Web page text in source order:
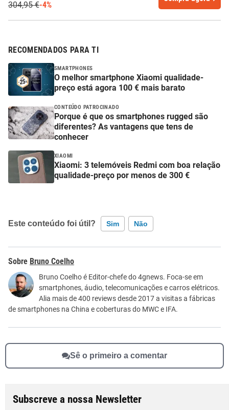
304,95 €-4%
RECOMENDADOS PARA TI
SMARTPHONES
O melhor smartphone Xiaomi qualidade-
preço está agora 100 € mais barato
CONTEÚDO PATROCINADO
Porque é que os smartphones rugged são
diferentes? As vantagens que tens de
conhecer
XIAOMI
Xiaomi: 3 telemóveis Redmi com boa relação
qualidade-preço por menos de 300 €
Este conteúdo foi útil? Sim Não
Este conteúdo não tem a informação que procuro
Outro
Bruno Coelho
Bruno Coelho é Editor-chefe do 4gnews. Foca-se em
smartphones, áudio, telecomunicações e carros elétricos.
Alia mais de 400 reviews desde 2017 a visitas a fábricas
de smartphones na China e coberturas do MWC e IFA.
Sê o primeiro a comentar
Subscreve a nossa Newsletter